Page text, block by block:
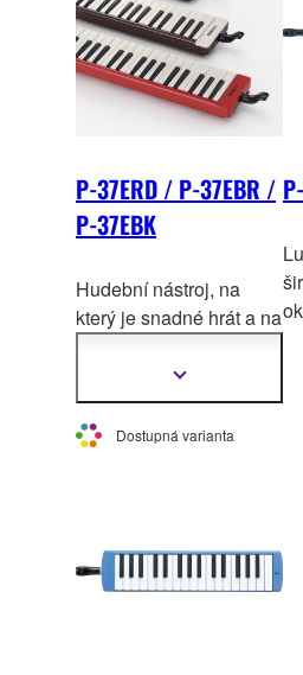
P-37ERD / P-37EBR /
P-37EBK
Hudební nástroj, na
který je snadné hrát a na
téměř kdekoli. Hnědá a
černá pianica má skvěle
vyvážený jemnýtóne v
brilantním tónem.
Dodáváno v praktickém
Zobrazit
Dostupná varianta